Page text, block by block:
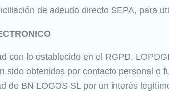
de adeudo directo SEPA, para
con lo establecido en el RGPD,
sido obtenidos por contacto personal o
de BN LOGOS SL por un interés